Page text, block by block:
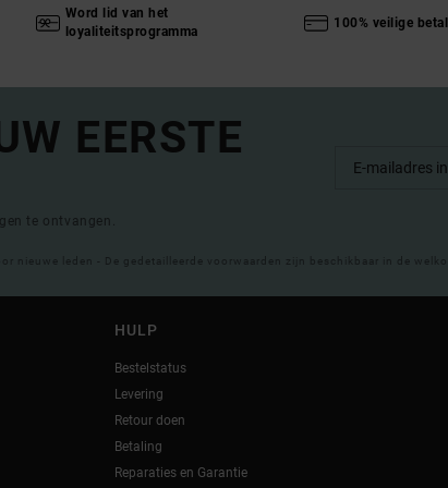
Word lid van het
loyaliteitsprogramma
100% veilige
EERSTE
te ontvangen.
nieuwe leden - De gedetailleerde voorwaarden zijn beschikbaar in de
HULP
Bestelstatus
Levering
Retour doen
Betaling
Reparaties en Garantie